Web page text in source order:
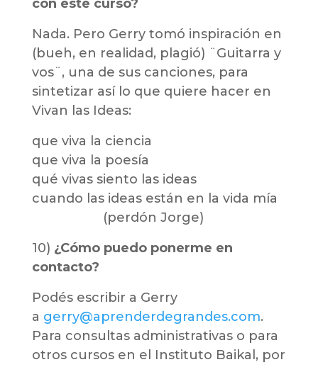
con este curso?
Nada. Pero Gerry tomó inspiración en
(bueh, en realidad, plagió) ¨Guitarra y
vos¨, una de sus canciones, para
sintetizar así lo que quiere hacer en
Vivan las Ideas:
que viva la ciencia
que viva la poesía
qué vivas siento las ideas
cuando las ideas están en la vida mía
(perdón Jorge)
10) ¿Cómo puedo ponerme en
contacto?
Podés escribir a Gerry
a gerry@aprenderdegrandes.com.
Para consultas administrativas o para
otros cursos en el Instituto Baikal, por